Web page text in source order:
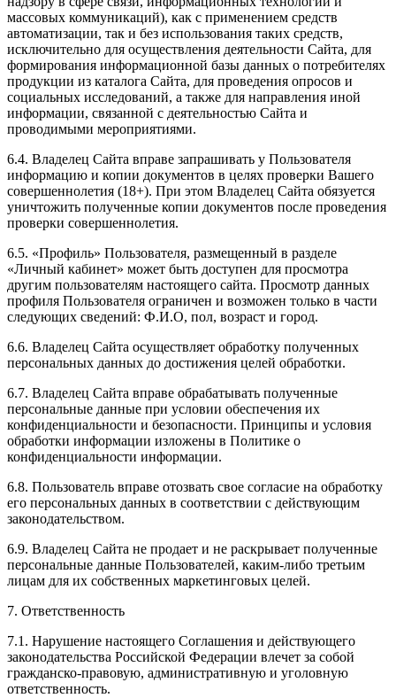
массовых коммуникаций), как с применением средств
автоматизации, так и без использования таких средств,
исключительно для осуществления деятельности Сайта, для
формирования информационной базы данных о потребителях
продукции из каталога Сайта, для проведения опросов и
социальных исследований, а также для направления иной
информации, связанной с деятельностью Сайта и
проводимыми мероприятиями.
6.4. Владелец Сайта вправе запрашивать у Пользователя
информацию и копии документов в целях проверки Вашего
совершеннолетия (18+). При этом Владелец Сайта обязуется
уничтожить полученные копии документов после проведения
проверки совершеннолетия.
6.5. «Профиль» Пользователя, размещенный в разделе
«Личный кабинет» может быть доступен для просмотра
другим пользователям настоящего сайта. Просмотр данных
профиля Пользователя ограничен и возможен только в части
следующих сведений: Ф.И.О, пол, возраст и город.
6.6. Владелец Сайта осуществляет обработку полученных
персональных данных до достижения целей обработки.
6.7. Владелец Сайта вправе обрабатывать полученные
персональные данные при условии обеспечения их
конфиденциальности и безопасности. Принципы и условия
обработки информации изложены в Политике о
конфиденциальности информации.
6.8. Пользователь вправе отозвать свое согласие на обработку
его персональных данных в соответствии с действующим
законодательством.
6.9. Владелец Сайта не продает и не раскрывает полученные
персональные данные Пользователей, каким-либо третьим
лицам для их собственных маркетинговых целей.
7. Ответственность
7.1. Нарушение настоящего Соглашения и действующего
законодательства Российской Федерации влечет за собой
гражданско-правовую, административную и уголовную
ответственность.